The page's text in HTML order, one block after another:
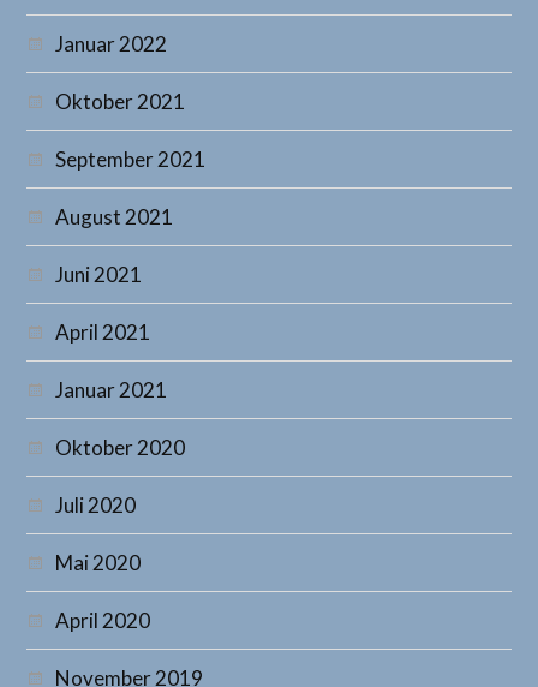
Januar 2022
Oktober 2021
September 2021
August 2021
Juni 2021
April 2021
Januar 2021
Oktober 2020
Juli 2020
Mai 2020
April 2020
November 2019